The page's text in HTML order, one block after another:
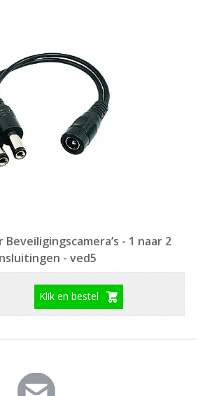
- 1 naar 2
- ved5
Klik en bestel